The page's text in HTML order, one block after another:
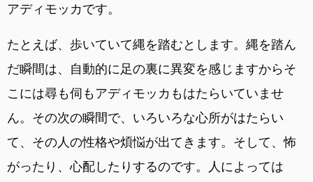
アディモッカです。
たとえば、歩いていて縄を踏むとします。縄を踏ん
だ瞬間は、自動的に足の裏に異変を感じますからそ
こには尋も伺もアディモッカもはたらいていませ
ん。その次の瞬間で、いろいろな心所がはたらい
て、その人の性格や煩悩が出てきます。そして、怖
がったり、心配したりするのです。人によっては